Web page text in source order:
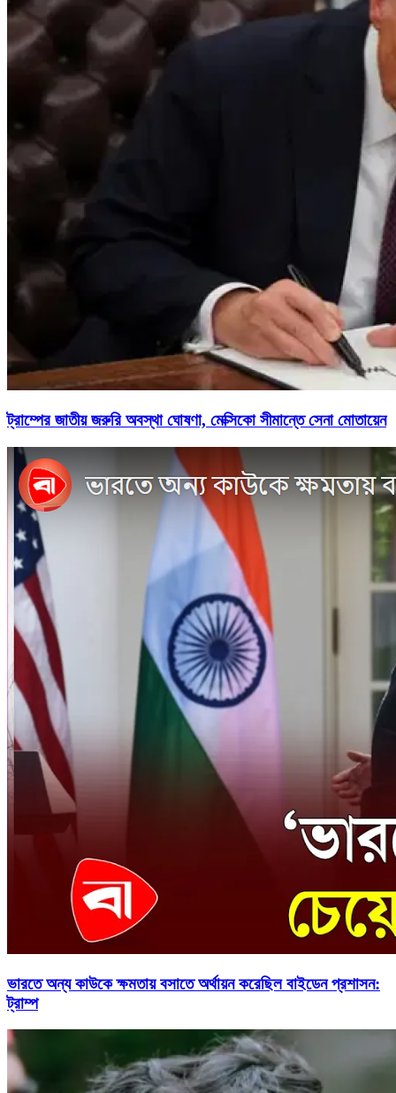
ট্রাম্পের জাতীয় জরুরি অবস্থা ঘোষণা, মেক্সিকো সীমান্তে সেনা মোতায়েন
ভারতে অন্য কাউকে ক্ষমতায় বসাতে অর্থায়ন করেছিল বাইডেন প্রশাসন:
ট্রাম্প